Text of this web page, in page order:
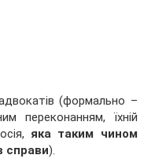
(формально –
переконанням, їхній
яка таким чином
справи).